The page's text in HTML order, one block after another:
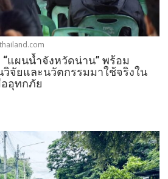
แผนน้ำจังหวัดน่าน” พร้อม
จัยและนวัตกรรมมาใช้จริงใน
อุทกภัย